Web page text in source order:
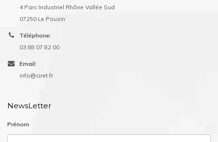
4 Parc Industriel Rhône Vallée Sud
07250 Le Pouzin
Téléphone:
03 88 07 82 00
Email:
info@ciret.fr
NewsLetter
Prénom